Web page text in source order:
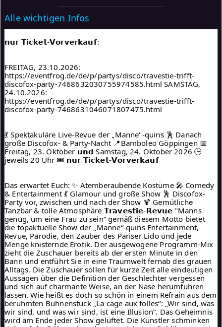
Alle wichtigen Infos
𝗻𝘂𝗿 𝗧𝗶𝗰𝗸𝗲𝘁-𝗩𝗼𝗿𝘃𝗲𝗿𝗸𝗮𝘂𝗳:
FREITAG, 23.10.2026:
https://eventfrog.de/de/p/partys/disco/travestie-trifft-
discofox-party-7468632030755974585.html SAMSTAG,
24.10.2026:
https://eventfrog.de/de/p/partys/disco/travestie-trifft-
discofox-party-7468631046071807475.html
💃 Spektakuläre Live-Revue der „Manne"-quins 🕺 Danach
große Discofox- & Party-Nacht 📍Bamboleo Göppingen 📅
Freitag, 23. Oktober 𝘂𝗻𝗱 Samstag, 24. Oktober 2026 🕒
jeweils 20 Uhr 🎟️ 𝗻𝘂𝗿 𝗧𝗶𝗰𝗸𝗲𝘁-𝗩𝗼𝗿𝘃𝗲𝗿𝗸𝗮𝘂𝗳
Das erwartet Euch: ✨ Atemberaubende Kostüme 🎤 Comedy
& Entertainment 💃 Glamour und große Show 🕺 Discofox-
Party vor, zwischen und nach der Show 🍹 Gemütliche
Tanzbar & tolle Atmosphäre 𝗧𝗿𝗮𝘃𝗲𝘀𝘁𝗶𝗲-𝗥𝗲𝘃𝘂𝗲 "Manns
genug, um eine Frau zu sein“ gemäß diesem Motto bietet
die topaktuelle Show der „Manne“-quins Entertainment,
Revue, Parodie, den Zauber des Pariser Lido und jede
Menge knisternde Erotik. Der ausgewogene Programm-Mix
zieht die Zuschauer bereits ab der ersten Minute in den
Bann und entführt Sie in eine Traumwelt fernab des grauen
Alltags. Die Zuschauer sollen für kurze Zeit alle eindeutigen
Aussagen über die Definition der Geschlechter vergessen
und sich auf charmante Weise, an der Nase herumführen
lassen. Wie heißt es doch so schön in einem Refrain aus dem
berühmten Bühnenstück „La cage aux folles“: „Wir sind, was
wir sind, und was wir sind, ist eine Illusion“. Das Geheimnis
wird am Ende jeder Show gelüftet. Die Künstler schminken